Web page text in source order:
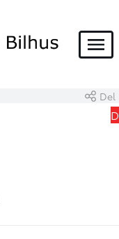
Menu
Beregn byttepris
Del
D